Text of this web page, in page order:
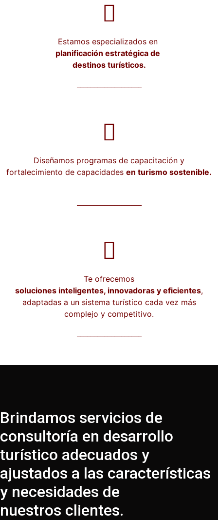
Estamos especializados en
planificación estratégica de
destinos turísticos.
Diseñamos programas de capacitación y
fortalecimiento de capacidades en turismo sostenible.
Te ofrecemos
soluciones inteligentes, innovadoras y eficientes,
adaptadas a un sistema turístico cada vez más
complejo y competitivo.
Brindamos servicios de
consultoría en desarrollo
turístico adecuados y
ajustados a las características
y necesidades de
nuestros clientes.